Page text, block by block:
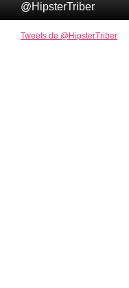
@HipsterTriber
Tweets de @HipsterTriber